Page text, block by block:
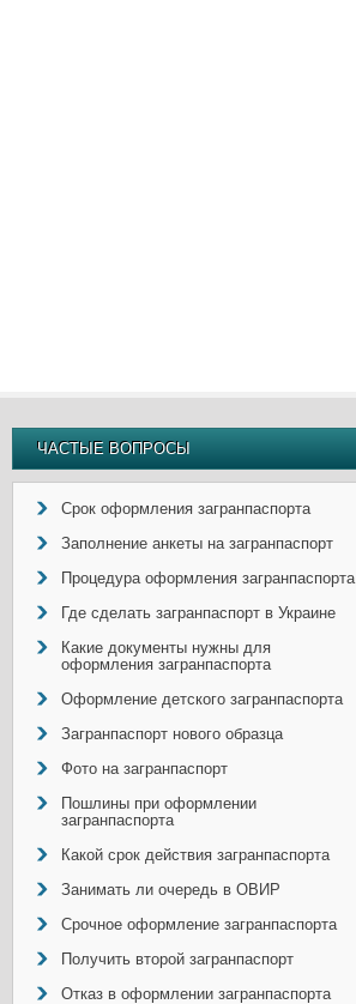
ЧАСТЫЕ ВОПРОСЫ
Срок оформления загранпаспорта
Заполнение анкеты на загранпаспорт
Процедура оформления загранпаспорта
Где сделать загранпаспорт в Украине
Какие документы нужны для
оформления загранпаспорта
Оформление детского загранпаспорта
Загранпаспорт нового образца
Фото на загранпаспорт
Пошлины при оформлении
загранпаспорта
Какой срок действия загранпаспорта
Занимать ли очередь в ОВИР
Срочное оформление загранпаспорта
Получить второй загранпаспорт
Отказ в оформлении загранпаспорта